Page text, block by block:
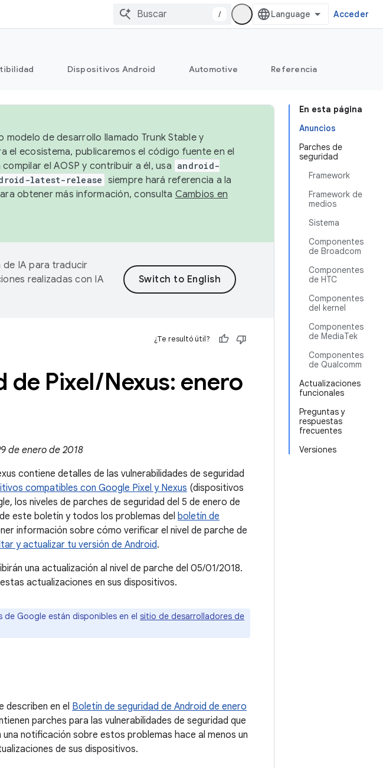
/ Acceder
Dispositivos Android Automotive Referencia
En esta página
Anuncios
Parches de
seguridad
Framework
Framework de
medios
Sistema
Componentes
de Broadcom
Componentes
de HTC
Componentes
del kernel
Componentes
de MediaTek
Componentes
de Qualcomm
Actualizaciones
funcionales
Preguntas y
respuestas
frecuentes
Versiones
de desarrollo llamado Trunk Stable y
el ecosistema, publicaremos el código fuente en el
el AOSP y contribuir a él, usa android-
latest-release siempre hará referencia a la
obtener más información, consulta Cambios en
IA para traducir
realizadas con IA
¿Te resultó útil?
de Pixel/Nexus: enero
de enero de 2018
contiene detalles de las vulnerabilidades de seguridad
compatibles con Google Pixel y Nexus (dispositivos
los niveles de parches de seguridad del 5 de enero de
este boletín y todos los problemas del boletín de
información sobre cómo verificar el nivel de parche de
y actualizar tu versión de Android.
una actualización al nivel de parche del 05/01/2018.
actualizaciones en sus dispositivos.
de Google están disponibles en el sitio de desarrolladores de
describen en el Boletín de seguridad de Android de enero
parches para las vulnerabilidades de seguridad que
notificación sobre estos problemas hace al menos un
de sus dispositivos.